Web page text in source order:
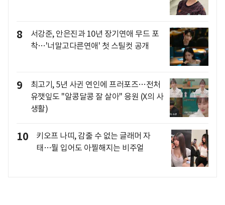
8
서강준, 안은진과 10년 장기연애 무드 포
착…'너말고다른연애' 첫 스틸컷 공개
9
최고기, 5년 사귄 연인에 프러포즈…전처
유깻잎도 "알콩달콩 잘 살아" 응원 (X의 사
생활)
10
키오프 나띠, 감출 수 없는 글래머 자
태…뭘 입어도 아찔해지는 비주얼